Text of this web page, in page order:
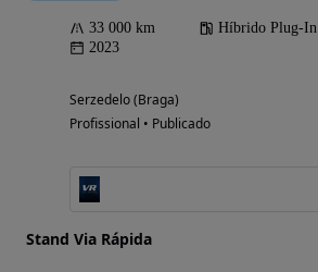
33 000 km Híbrido Plug-In
2023
Serzedelo (Braga)
Profissional • Publicado
Stand Via Rápida